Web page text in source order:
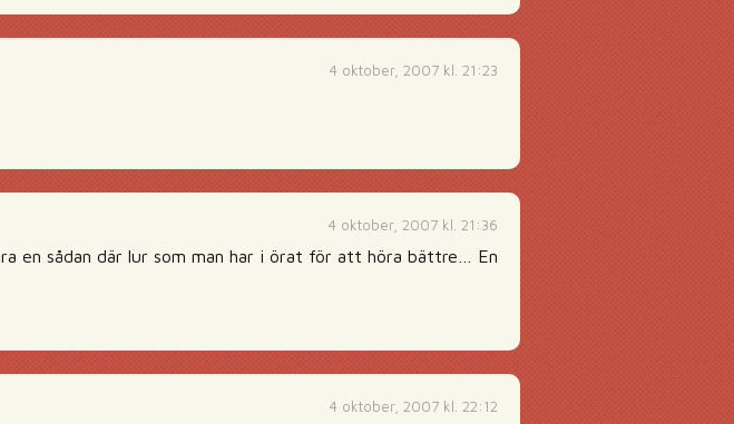
4 oktober, 2007 kl. 21:23
4 oktober, 2007 kl. 21:36
en sådan där lur som man har i örat för att höra bättre… En
4 oktober, 2007 kl. 22:12